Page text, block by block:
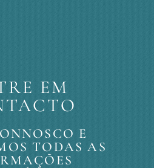
EM
E
TODAS AS